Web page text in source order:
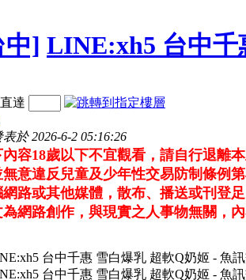
中] LINE:xh5 台中千
達
表於 2026-6-2 05:16:26
內容18歲以下不宜觀看，請自行退離
無意違反兒童及少年性交易防制條例
網路或其他媒體，散布、播送或刊登
網路創作，與現實之人事物無關，